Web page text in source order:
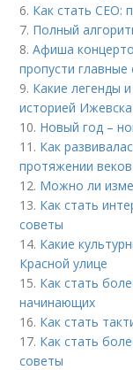
6. Как стать CEO:
7. Полный
8.Афиша
пропусти
9. Какие легенды
историей Ижевска
10. Новый год –
11. Как
протяжении веков
12. Можно ли
13. Как стать
советы
14. Какие
Красной улице
15. Как стать
начинающих
16. Как стать
17. Как стать
советы